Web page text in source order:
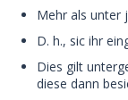
Mehr als unter
D. h., sic ihr
Dies gilt
diese dann